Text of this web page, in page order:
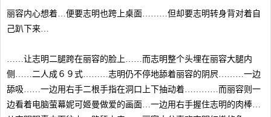
丽容内心想着…便要志明也跨上桌面………但却要志明转身背对着自
己趴下来…
……让志明二腿跨在丽容的脸上……而志明整个头埋在丽容大腿内
侧……二人成６９式………志明仍不停地舔着丽容的阴屄………一边
舔吸……一边用右手二根手指在洞口上下抽动着…………而丽容则一
边看着电脑萤幕妮可姬曼做爱的画面…一边用右手握住志明的肉棒…